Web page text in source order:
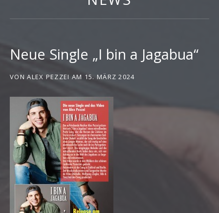
Neue Single „I bin a Jagabua“
VONALEX PEZZEI AM 15. MÄRZ 2024